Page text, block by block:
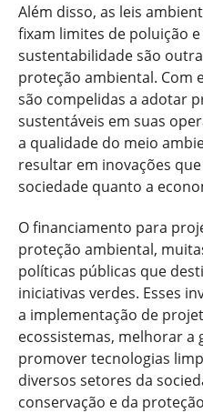
Além disso, as leis
fixam limites de poluição
sustentabilidade são
proteção ambiental. Com
são compelidas a adotar
sustentáveis em suas
a qualidade do meio
resultar em inovações
sociedade quanto a
O financiamento para
proteção ambiental,
políticas públicas que
iniciativas verdes. Esses
a implementação de
ecossistemas, melhorar a
promover tecnologias
diversos setores da
conservação e da